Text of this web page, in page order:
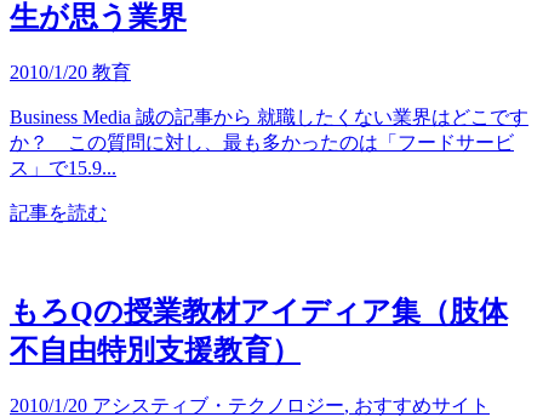
生が思う業界
2010/1/20 教育
Business Media 誠の記事から 就職したくない業界はどこです
か？ この質問に対し、最も多かったのは「フードサービ
ス」で15.9...
記事を読む
もろQの授業教材アイディア集（肢体
不自由特別支援教育）
2010/1/20 アシスティブ・テクノロジー, おすすめサイト